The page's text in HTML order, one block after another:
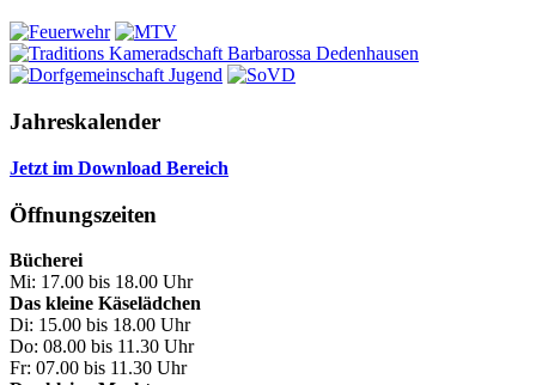
Jahreskalender
Jetzt im Download Bereich
Öffnungszeiten
Bücherei
Mi: 17.00 bis 18.00 Uhr
Das kleine Käselädchen
Di: 15.00 bis 18.00 Uhr
Do: 08.00 bis 11.30 Uhr
Fr: 07.00 bis 11.30 Uhr